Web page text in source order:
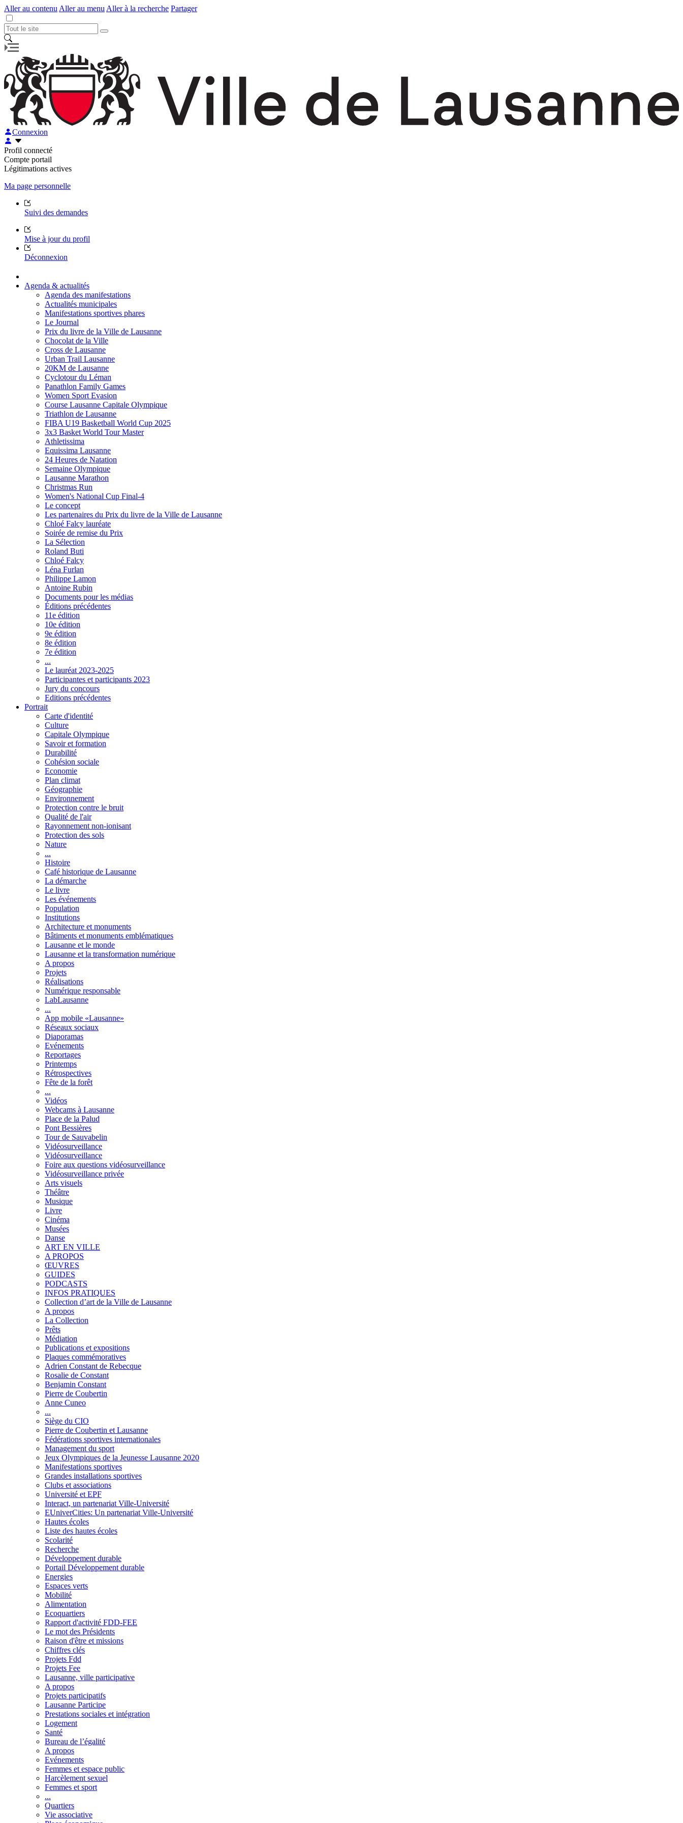
Aller au contenu Aller au menu Aller à la recherche Partager
Connexion
Profil connecté
Compte portail
Légitimations actives
Ma page personnelle
Suivi des demandes
Mise à jour du profil
Déconnexion
Agenda & actualités
Agenda des manifestations
Actualités municipales
Manifestations sportives phares
Le Journal
Prix du livre de la Ville de Lausanne
Chocolat de la Ville
Cross de Lausanne
Urban Trail Lausanne
20KM de Lausanne
Cyclotour du Léman
Panathlon Family Games
Women Sport Evasion
Course Lausanne Capitale Olympique
Triathlon de Lausanne
FIBA U19 Basketball World Cup 2025
3x3 Basket World Tour Master
Athletissima
Equissima Lausanne
24 Heures de Natation
Semaine Olympique
Lausanne Marathon
Christmas Run
Women's National Cup Final-4
Le concept
Les partenaires du Prix du livre de la Ville de Lausanne
Chloé Falcy lauréate
Soirée de remise du Prix
La Sélection
Roland Buti
Chloé Falcy
Léna Furlan
Philippe Lamon
Antoine Rubin
Documents pour les médias
Éditions précédentes
11e édition
10e édition
9e édition
8e édition
7e édition
...
Le lauréat 2023-2025
Participantes et participants 2023
Jury du concours
Editions précédentes
Portrait
Carte d'identité
Culture
Capitale Olympique
Savoir et formation
Durabilité
Cohésion sociale
Economie
Plan climat
Géographie
Environnement
Protection contre le bruit
Qualité de l'air
Rayonnement non-ionisant
Protection des sols
Nature
...
Histoire
Café historique de Lausanne
La démarche
Le livre
Les événements
Population
Institutions
Architecture et monuments
Bâtiments et monuments emblématiques
Lausanne et le monde
Lausanne et la transformation numérique
A propos
Projets
Réalisations
Numérique responsable
LabLausanne
...
App mobile «Lausanne»
Réseaux sociaux
Diaporamas
Evénements
Reportages
Printemps
Rétrospectives
Fête de la forêt
...
Vidéos
Webcams à Lausanne
Place de la Palud
Pont Bessières
Tour de Sauvabelin
Vidéosurveillance
Vidéosurveillance
Foire aux questions vidéosurveillance
Vidéosurveillance privée
Arts visuels
Théâtre
Musique
Livre
Cinéma
Musées
Danse
ART EN VILLE
A PROPOS
ŒUVRES
GUIDES
PODCASTS
INFOS PRATIQUES
Collection d’art de la Ville de Lausanne
A propos
La Collection
Prêts
Médiation
Publications et expositions
Plaques commémoratives
Adrien Constant de Rebecque
Rosalie de Constant
Benjamin Constant
Pierre de Coubertin
Anne Cuneo
...
Siège du CIO
Pierre de Coubertin et Lausanne
Fédérations sportives internationales
Management du sport
Jeux Olympiques de la Jeunesse Lausanne 2020
Manifestations sportives
Grandes installations sportives
Clubs et associations
Université et EPF
Interact, un partenariat Ville-Université
EUniverCities: Un partenariat Ville-Université
Hautes écoles
Liste des hautes écoles
Scolarité
Recherche
Développement durable
Portail Développement durable
Energies
Espaces verts
Mobilité
Alimentation
Ecoquartiers
Rapport d'activité FDD-FEE
Le mot des Présidents
Raison d'être et missions
Chiffres clés
Projets Fdd
Projets Fee
Lausanne, ville participative
A propos
Projets participatifs
Lausanne Participe
Prestations sociales et intégration
Logement
Santé
Bureau de l’égalité
A propos
Evénements
Femmes et espace public
Harcèlement sexuel
Femmes et sport
...
Quartiers
Vie associative